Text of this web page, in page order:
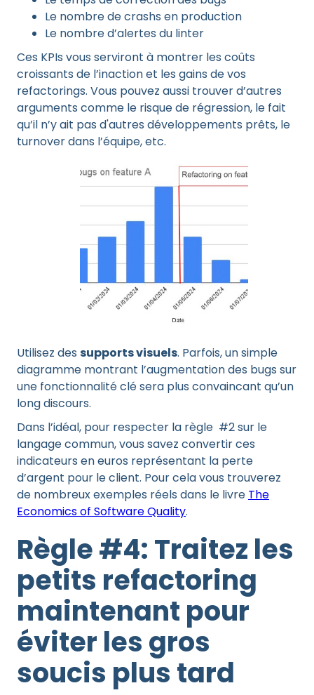
Le nombre de crashs en production
Le nombre d’alertes du linter
Ces KPIs vous serviront à montrer les coûts
croissants de l’inaction et les gains de vos
refactorings. Vous pouvez aussi trouver d’autres
arguments comme le risque de régression, le fait
qu’il n’y ait pas d'autres développements prêts, le
turnover dans l’équipe, etc.
Utilisez des supports visuels. Parfois, un simple
diagramme montrant l’augmentation des bugs sur
une fonctionnalité clé sera plus convaincant qu’un
long discours.
Dans l’idéal, pour respecter la règle #2 sur le
langage commun, vous savez convertir ces
indicateurs en euros représentant la perte
d’argent pour le client. Pour cela vous trouverez
de nombreux exemples réels dans le livre The
Economics of Software Quality.
Règle #4: Traitez les
petits refactoring
maintenant pour
éviter les gros
soucis plus tard